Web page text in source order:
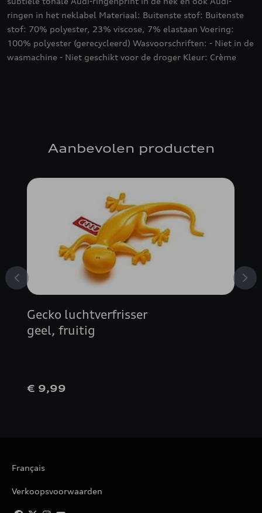
ringen in het neklabel Materiaal: Buitenste stof: Buitenste
stof: 70% polyester, 23% viscose, 7% elastaan Voering:
100% polyester (gerecycleerd) Wasvoorschriften: - Niet in de
wasmachine - Niet geschikt voor de droger Kleur: Crème
Aanbevolen producten
Gecko luchtverfrisser
geel, fruitig
€ 9,99
Français
Verkoopsvoorwaarden